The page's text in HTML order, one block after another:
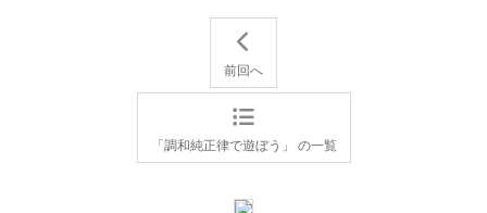
前回へ
「調和純正律で遊ぼう」 の一覧